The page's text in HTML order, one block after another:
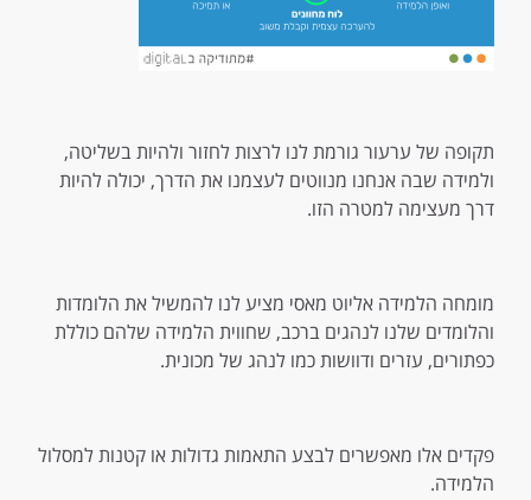
תקופה של ערעור גורמת לנו לרצות לחזור ולהיות בשליטה,
ולמידה שבה אנחנו מנווטים לעצמנו את הדרך, יכולה להיות
דרך מעצימה למטרה הזו.
מומחה הלמידה אליוט מאסי מציע לנו להמשיל את הלומדות
והלומדים שלנו לנהגים ברכב, שחווית הלמידה שלהם כוללת
כפתורים, עזרים ודוושות כמו לנהג של מכונית.
פקדים אלו מאפשרים לבצע התאמות גדולות או קטנות למסלול
הלמידה.